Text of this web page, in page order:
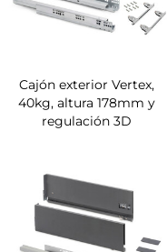
Cajón exterior Vertex,
40kg, altura 178mm y
regulación 3D